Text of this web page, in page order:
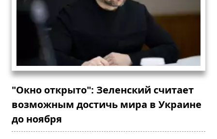
"Окно открыто": Зеленский считает
возможным достичь мира в Украине
до ноября